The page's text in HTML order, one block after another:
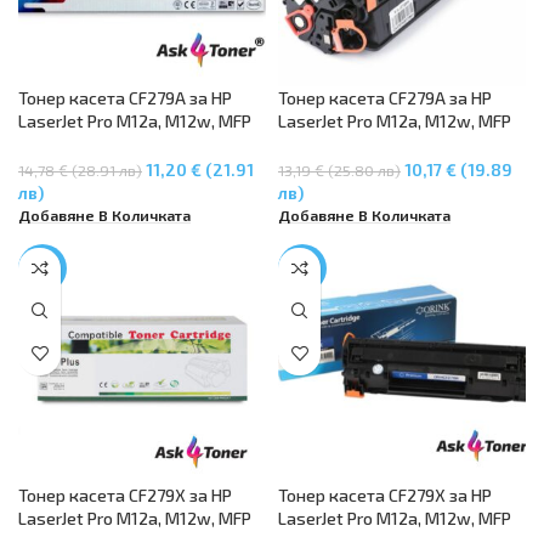
Тонер касета CF279A за HP
LaserJet Pro M12a, M12w, MFP
14,78 € (28.91 лв)11,20 € (21.91
лв)
Добавяне В Количката
Тонер касета CF279A за HP
LaserJet Pro M12a, M12w, MFP
13,19 € (25.80 лв)10,17 € (19.89
лв)
Добавяне В Количката
-22%
Тонер касета CF279X за HP
LaserJet Pro M12a, M12w, MFP
-25%
Тонер касета CF279X за HP
LaserJet Pro M12a, M12w, MFP